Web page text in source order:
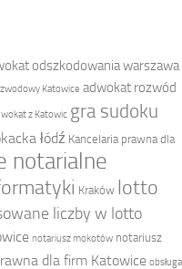
odszkodowania warszawa
Katowice adwokat rozwód
z Katowic gra sudoku
łódź Kancelaria prawna dla
notarialne
Kraków lotto
liczby w lotto
notariusz mokotów notariusz
dla firm Katowice obsługa